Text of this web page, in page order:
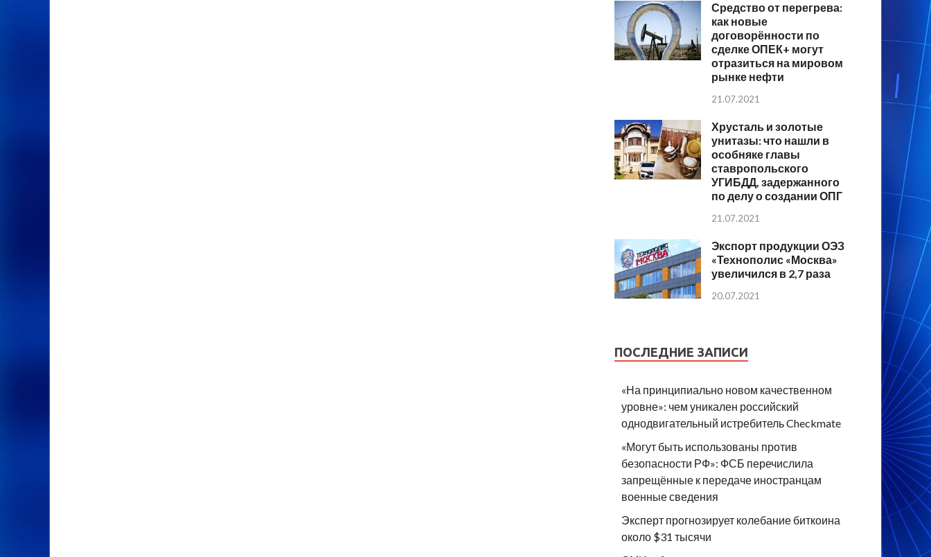
Средство от перегрева:
как новые
договорённости по
сделке ОПЕК+ могут
отразиться на мировом
рынке нефти
21.07.2021
Хрусталь и золотые
унитазы: что нашли в
особняке главы
ставропольского
УГИБДД, задержанного
по делу о создании ОПГ
21.07.2021
Экспорт продукции ОЭЗ
«Технополис «Москва»
увеличился в 2,7 раза
20.07.2021
ПОСЛЕДНИЕ ЗАПИСИ
«На принципиально новом качественном
уровне»: чем уникален российский
однодвигательный истребитель Checkmate
«Могут быть использованы против
безопасности РФ»: ФСБ перечислила
запрещённые к передаче иностранцам
военные сведения
Эксперт прогнозирует колебание биткоина
около $31 тысячи